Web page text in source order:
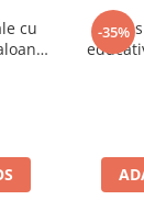
prin
și calmul
coordonării
copilului
prin joacă
pozitive încă
cu
-35%